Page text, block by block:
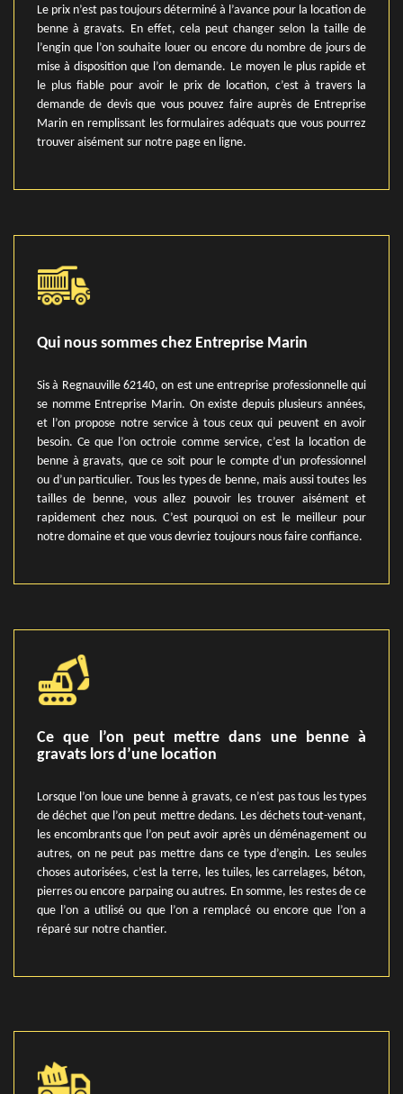
Le prix n’est pas toujours déterminé à l’avance pour la location de
benne à gravats. En effet, cela peut changer selon la taille de
l’engin que l’on souhaite louer ou encore du nombre de jours de
mise à disposition que l’on demande. Le moyen le plus rapide et
le plus fiable pour avoir le prix de location, c’est à travers la
demande de devis que vous pouvez faire auprès de Entreprise
Marin en remplissant les formulaires adéquats que vous pourrez
trouver aisément sur notre page en ligne.
Qui nous sommes chez Entreprise Marin
Sis à Regnauville 62140, on est une entreprise professionnelle qui
se nomme Entreprise Marin. On existe depuis plusieurs années,
et l’on propose notre service à tous ceux qui peuvent en avoir
besoin. Ce que l’on octroie comme service, c’est la location de
benne à gravats, que ce soit pour le compte d’un professionnel
ou d’un particulier. Tous les types de benne, mais aussi toutes les
tailles de benne, vous allez pouvoir les trouver aisément et
rapidement chez nous. C’est pourquoi on est le meilleur pour
notre domaine et que vous devriez toujours nous faire confiance.
Ce que l’on peut mettre dans une benne à
gravats lors d’une location
Lorsque l’on loue une benne à gravats, ce n’est pas tous les types
de déchet que l’on peut mettre dedans. Les déchets tout-venant,
les encombrants que l’on peut avoir après un déménagement ou
autres, on ne peut pas mettre dans ce type d’engin. Les seules
choses autorisées, c’est la terre, les tuiles, les carrelages, béton,
pierres ou encore parpaing ou autres. En somme, les restes de ce
que l’on a utilisé ou que l’on a remplacé ou encore que l’on a
réparé sur notre chantier.